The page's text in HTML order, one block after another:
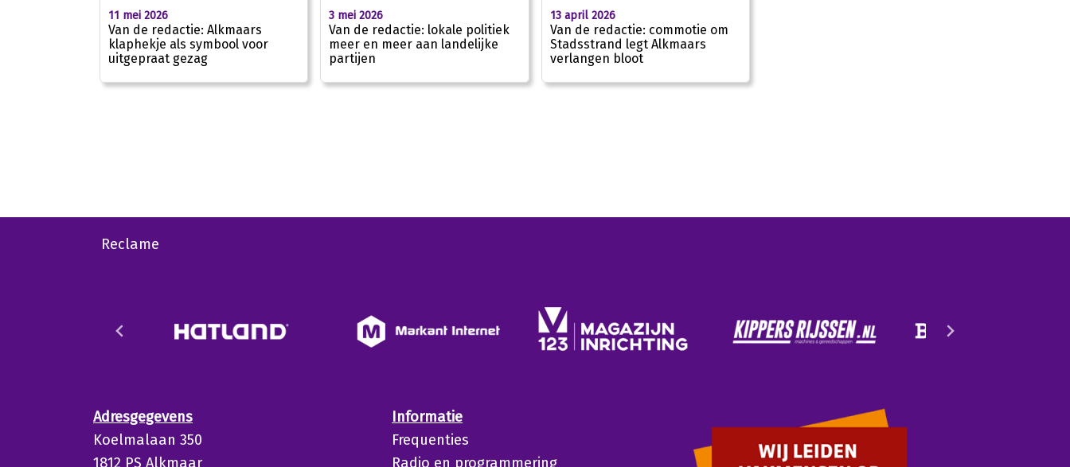
11 mei 2026
Van de redactie: Alkmaars
klaphekje als symbool voor
uitgepraat gezag
3 mei 2026
Van de redactie: lokale politiek
meer en meer aan landelijke
partijen
13 april 2026
Van de redactie: commotie om
Stadsstrand legt Alkmaars
verlangen bloot
Reclame
Adresgegevens
Koelmalaan 350
1812 PS Alkmaar
Informatie
Frequenties
Radio en programmering